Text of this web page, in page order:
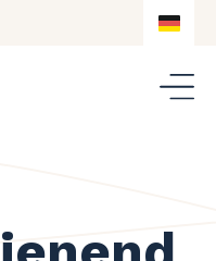
DE